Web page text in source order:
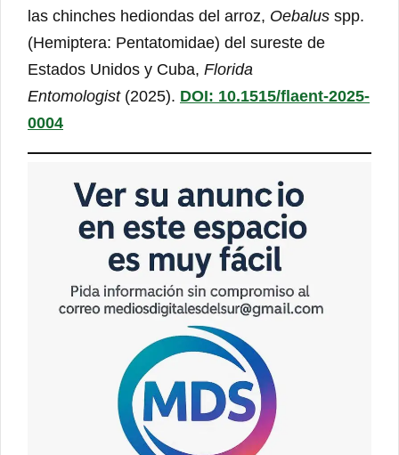
las chinches hediondas del arroz, Oebalus spp.
(Hemiptera: Pentatomidae) del sureste de
Estados Unidos y Cuba, Florida
Entomologist(2025). DOI: 10.1515/flaent-2025-
0004